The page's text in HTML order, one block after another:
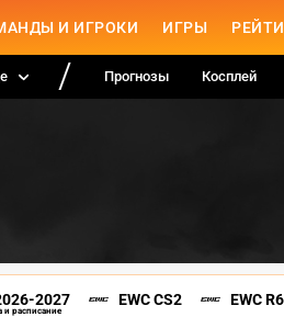
И ИГРОКИ ИГРЫ
Прогнозы Косплей
2027
и расписание
EWC CS2 EWC R6